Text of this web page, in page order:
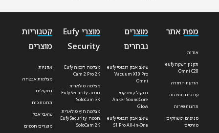
מפת אתר
אודות
תקנון השקת eufy
Omni C28
הודעת החזרה
עודפים ותצוגות
תחנות שירות
סניפים ומשווקים
מורשים
מוצרים
נבחרים
שואב אבק רובוטי eufy
Vacuum X10 Pro
Omni
רמקול קומפקטי
Anker SoundCore
Glow
שואב אבק רובוטי eufy
S1 Pro All-in-One
מוצרי Eufy
Security
מצלמה חכמה Eufy
Cam 2 Pro 2K
מצלמה סולארית
חכמה Eufy Security
SoloCam 3K
מצלמת חוץ סולארית
חכמה Eufy Security
SoloCam 2K
קטגוריות
מוצרים
אוזניות
מצלמות אבטחה
רמקולים
תחנות כוח
שואבי אבק
מוצרים חכמים